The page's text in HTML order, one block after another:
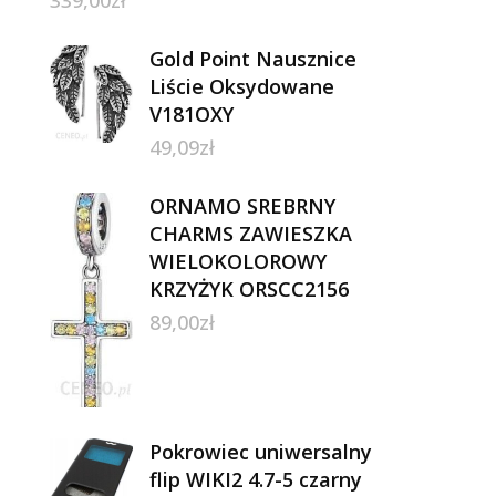
Gold Point Nausznice
Liście Oksydowane
V181OXY
49,09zł
ORNAMO SREBRNY
CHARMS ZAWIESZKA
WIELOKOLOROWY
KRZYŻYK ORSCC2156
89,00zł
Pokrowiec uniwersalny
flip WIKI2 4.7-5 czarny